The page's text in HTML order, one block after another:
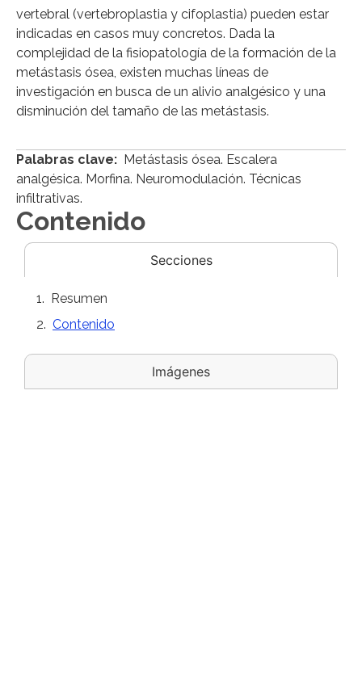
vertebral (vertebroplastia y cifoplastia) pueden estar
indicadas en casos muy concretos. Dada la
complejidad de la fisiopatología de la formación de la
metástasis ósea, existen muchas líneas de
investigación en busca de un alivio analgésico y una
disminución del tamaño de las metástasis.
Palabras clave: Metástasis ósea. Escalera
analgésica. Morfina. Neuromodulación. Técnicas
infiltrativas.
Contenido
Secciones
Imágenes
Resumen
Contenido